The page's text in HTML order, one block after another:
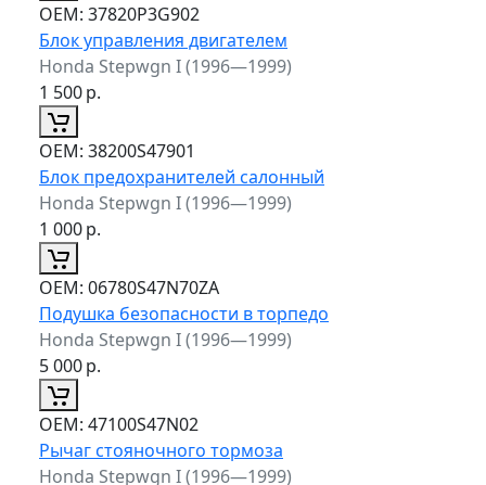
ОЕМ: 37820P3G902
Блок управления двигателем
Honda Stepwgn I (1996—1999)
1 500р.
ОЕМ: 38200S47901
Блок предохранителей салонный
Honda Stepwgn I (1996—1999)
1 000р.
ОЕМ: 06780S47N70ZA
Подушка безопасности в торпедо
Honda Stepwgn I (1996—1999)
5 000р.
ОЕМ: 47100S47N02
Рычаг стояночного тормоза
Honda Stepwgn I (1996—1999)